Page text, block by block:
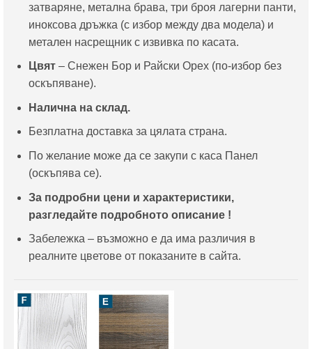
затваряне, метална брава, три броя лагерни панти,
иноксова дръжка (с избор между два модела) и
метален насрещник с извивка по касата.
Цвят– Снежен Бор и Райски Орех (по-избор без
оскъпяване).
Налична на склад.
Безплатна доставка за цялата страна.
По желание може да се закупи с каса Панел
(оскъпява се).
За подробни цени и характеристики,
разгледайте подробното описание !
Забележка – възможно е да има различия в
реалните цветове от показаните в сайта.